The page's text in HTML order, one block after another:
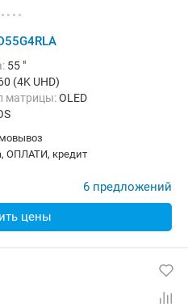
55 "
(4K UHD)
матрицы:OLED
ОПЛАТИ, кредит
6 предложений
цены